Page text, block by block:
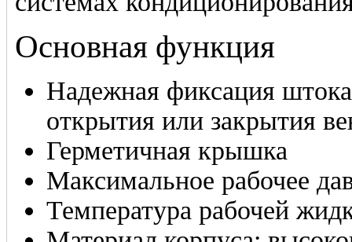
Основная функция
Надежная фиксация
открытия или закрытия
Герметичная крышка
Максимальное рабочее
Температура рабочей